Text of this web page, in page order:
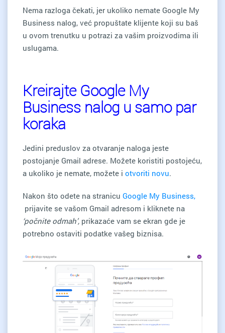
Nema razloga čekati, jer ukoliko nemate Google My
Business nalog, već propuštate klijente koji su baš
u ovom trenutku u potrazi za vašim proizvodima ili
uslugama.
Kreirajte Google My
Business nalog u samo par
koraka
Jedini preduslov za otvaranje naloga jeste
postojanje Gmail adrese. Možete koristiti postojeću,
a ukoliko je nemate, možete i otvoriti novu.
Nakon što odete na stranicu Google My Business,
prijavite se vašom Gmail adresom i kliknete na
‘počnite odmah’, prikazaće vam se ekran gde je
potrebno ostaviti podatke vašeg biznisa.